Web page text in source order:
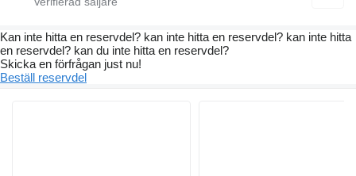
Kan inte hitta en reservdel? kan inte hitta en reservdel? kan inte hitta
en reservdel? kan du inte hitta en reservdel?
Skicka en förfrågan just nu!
Beställ reservdel